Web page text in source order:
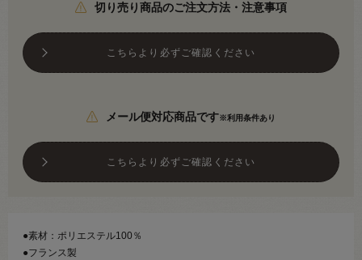
切り売り商品のご注文方法・注意事項
こちらより必ずご確認ください
メール便対応商品です※利用条件あり
こちらより必ずご確認ください
●素材：ポリエステル100％
●フランス製